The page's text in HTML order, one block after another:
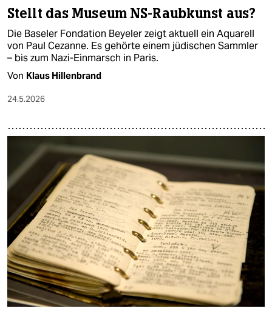
Stellt das Museum NS-Raubkunst aus?
Die Baseler Fondation Beyeler zeigt aktuell ein Aquarell
von Paul Cezanne. Es gehörte einem jüdischen Sammler
– bis zum Nazi-Einmarsch in Paris.
Von Klaus Hillenbrand
24.5.2026